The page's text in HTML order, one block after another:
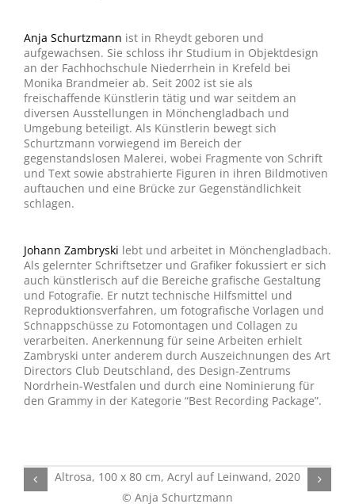
Anja Schurtzmann ist in Rheydt geboren und
aufgewachsen. Sie schloss ihr Studium in Objektdesign
an der Fachhochschule Niederrhein in Krefeld bei
Monika Brandmeier ab. Seit 2002 ist sie als
freischaffende Künstlerin tätig und war seitdem an
diversen Ausstellungen in Mönchengladbach und
Umgebung beteiligt. Als Künstlerin bewegt sich
Schurtzmann vorwiegend im Bereich der
gegenstandslosen Malerei, wobei Fragmente von Schrift
und Text sowie abstrahierte Figuren in ihren Bildmotiven
auftauchen und eine Brücke zur Gegenständlichkeit
schlagen.
Johann Zambryski lebt und arbeitet in Mönchengladbach.
Als gelernter Schriftsetzer und Grafiker fokussiert er sich
auch künstlerisch auf die Bereiche grafische Gestaltung
und Fotografie. Er nutzt technische Hilfsmittel und
Reproduktionsverfahren, um fotografische Vorlagen und
Schnappschüsse zu Fotomontagen und Collagen zu
verarbeiten. Anerkennung für seine Arbeiten erhielt
Zambryski unter anderem durch Auszeichnungen des Art
Directors Club Deutschland, des Design-Zentrums
Nordrhein-Westfalen und durch eine Nominierung für
den Grammy in der Kategorie “Best Recording Package”.
Altrosa, 100 x 80 cm, Acryl auf Leinwand, 2020
© Anja Schurtzmann